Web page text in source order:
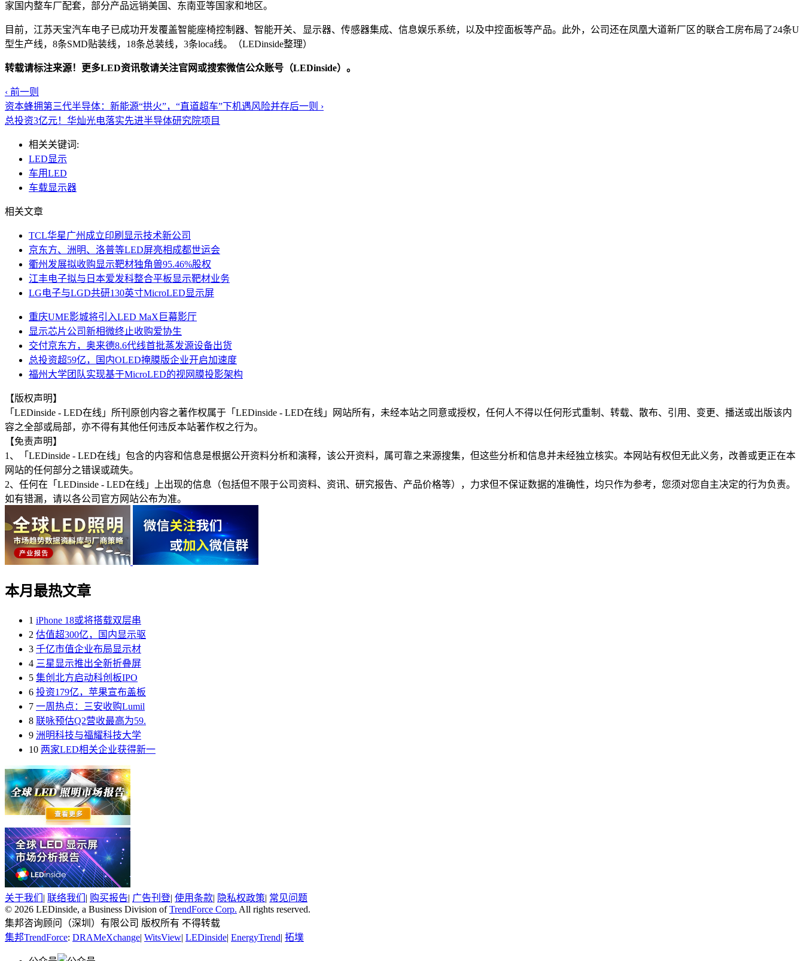
家国内整车厂配套，部分产品远销美国、东南亚等国家和地区。
目前，江苏天宝汽车电子已成功开发覆盖智能座椅控制器、智能开关、显示器、传感器集成、信息娱乐系统，以及中控面板等产品。此外，公司还在凤凰大道新厂区的联合工房布局了24条U
型生产线，8条SMD贴装线，18条总装线，3条loca线。（LEDinside整理）
转载请标注来源！更多LED资讯敬请关注官网或搜索微信公众账号（LEDinside）。
‹ 前一则
资本蜂拥第三代半导体：新能源“拱火”，“直道超车”下机遇风险并存后一则 ›
总投资3亿元！华灿光电落实先进半导体研究院项目
相关关键词:
LED显示
车用LED
车载显示器
相关文章
TCL华星广州成立印刷显示技术新公司
京东方、洲明、洛普等LED屏亮相成都世运会
衢州发展拟收购显示靶材独角兽95.46%股权
江丰电子拟与日本爱发科整合平板显示靶材业务
LG电子与LGD共研130英寸MicroLED显示屏
重庆UME影城将引入LED MaX巨幕影厅
显示芯片公司新相微终止收购爱协生
交付京东方，奥来德8.6代线首批蒸发源设备出货
总投资超59亿，国内OLED掩膜版企业开启加速度
福州大学团队实现基于MicroLED的视网膜投影架构
【版权声明】
「LEDinside - LED在线」所刊原创内容之著作权属于「LEDinside - LED在线」网站所有，未经本站之同意或授权，任何人不得以任何形式重制、转载、散布、引用、变更、播送或出版该内
容之全部或局部，亦不得有其他任何违反本站著作权之行为。
【免责声明】
1、「LEDinside - LED在线」包含的内容和信息是根据公开资料分析和演释，该公开资料，属可靠之来源搜集，但这些分析和信息并未经独立核实。本网站有权但无此义务，改善或更正在本
网站的任何部分之错误或疏失。
2、任何在「LEDinside - LED在线」上出现的信息（包括但不限于公司资料、资讯、研究报告、产品价格等），力求但不保证数据的准确性，均只作为参考，您须对您自主决定的行为负责。
如有错漏，请以各公司官方网站公布为准。
本月最热文章
1 iPhone 18或将搭载双层串
2 估值超300亿，国内显示驱
3 千亿市值企业布局显示材
4 三星显示推出全新折叠屏
5 集创北方启动科创板IPO
6 投资179亿，苹果宣布盖板
7 一周热点：三安收购Lumil
8 联咏预估Q2营收最高为59.
9 洲明科技与福耀科技大学
10 两家LED相关企业获得新一
关于我们 | 联络我们 | 购买报告| 广告刊登| 使用条款| 隐私权政策| 常见问题
© 2026 LEDinside, a Business Division ofTrendForce Corp. All rights reserved.
集邦咨询顾问（深圳）有限公司 版权所有 不得转载
集邦TrendForce: DRAMeXchange| WitsView| LEDinside| EnergyTrend| 拓墣